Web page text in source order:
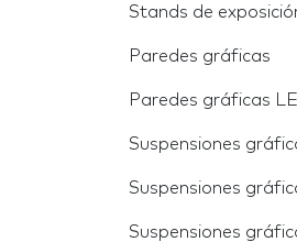
Stands de
Paredes gráficas
Paredes gráficas
Suspensiones
Suspensiones
Suspensiones